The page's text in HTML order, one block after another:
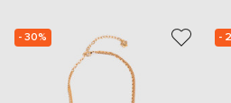
- 30% -